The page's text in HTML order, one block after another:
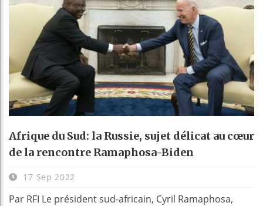
Afrique du Sud: la Russie, sujet délicat au cœur
de la rencontre Ramaphosa-Biden
17 Sep 2022
Par RFI Le président sud-africain, Cyril Ramaphosa,